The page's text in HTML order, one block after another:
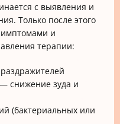
с выявления и
Только после этого
и
терапии:
снижение зуда и
(бактериальных или